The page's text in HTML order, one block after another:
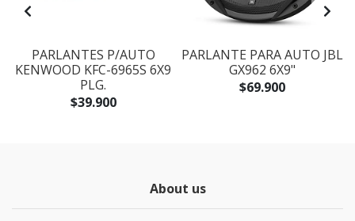
PARLANTES P/AUTO
KENWOOD KFC-6965S 6X9
PLG.
$39.900
PARLANTE PARA AUTO JBL
GX962 6X9"
$69.900
About us